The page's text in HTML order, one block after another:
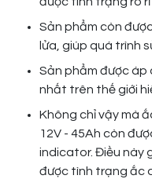
Sản phẩm còn
lửa, giúp quá trình
Sản phẩm được
nhất trên thế giới
Không chỉ vậy mà
12V - 45Ah còn
indicator. Điều này
được tình trạng ắc